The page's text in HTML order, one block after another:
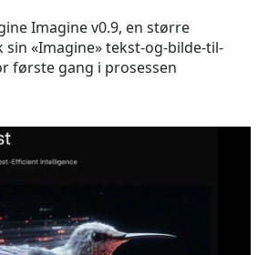
Imagine v0.9, en større
«Imagine» tekst-og-bilde-til-
første gang i prosessen